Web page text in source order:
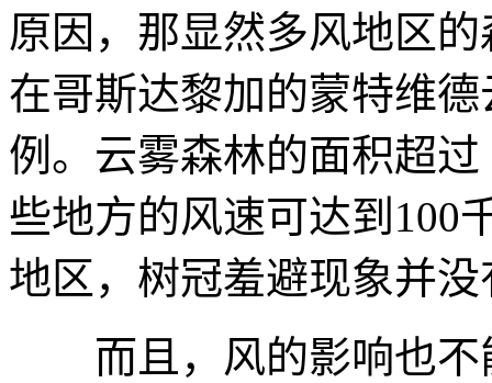
原因，那显然多风地区
在哥斯达黎加的蒙特维
例。云雾森林的面积超
些地方的风速可达到100
地区，树冠羞避现象并
而且，风的影响也